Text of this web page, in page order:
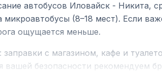
автобусов Иловайск - Никита,
(8–18 мест). Если
ощущается меньше.
с магазином, кафе и
безопасности рекомендуем